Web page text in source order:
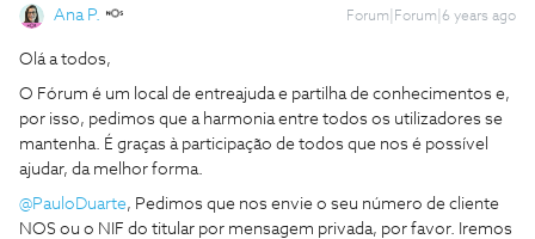
Ana P. Forum|Forum|6 years ago
Olá a todos,
O Fórum é um local de entreajuda e partilha de conhecimentos e,
por isso, pedimos que a harmonia entre todos os utilizadores se
mantenha. É graças à participação de todos que nos é possível
ajudar, da melhor forma.
@PauloDuarte, Pedimos que nos envie o seu número de cliente
NOS ou o NIF do titular por mensagem privada, por favor. Iremos